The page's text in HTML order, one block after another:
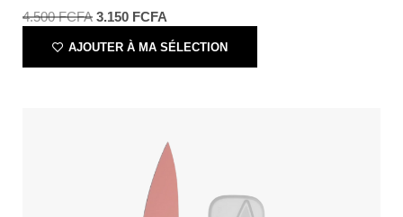
4.500FCFA 3.150 FCFA
AJOUTER À MA SÉLECTION